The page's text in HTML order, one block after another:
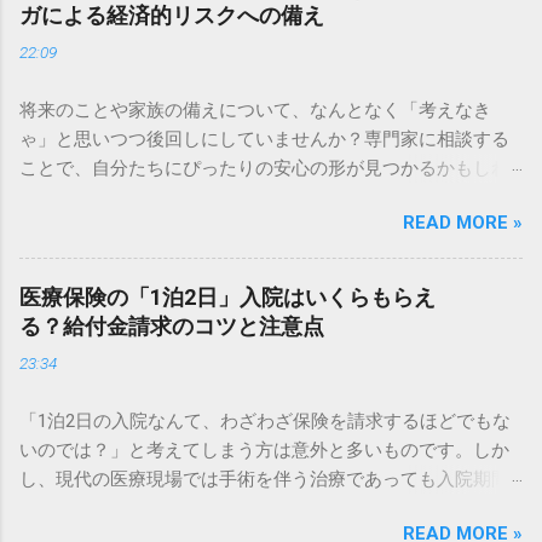
ガによる経済的リスクへの備え
22:09
将来のことや家族の備えについて、なんとなく「考えなき
ゃ」と思いつつ後回しにしていませんか？専門家に相談する
ことで、自分たちにぴったりの安心の形が見つかるかもしれ
将来の不安を解消！専門家による個別アドバイスはこちら
「もし病気で入院することになったら、貯金だけで足りるだ
ろうか……」 健康なときこそ、将来の医療費に対する不安は頭
をよぎるものです。日本は公的医療保険が充実している国で
すが、すべての費用がカバーされるわけではありません。 特
に近年、医療技術の進歩に伴い、入院期間の短縮や通院治療
古い保険に入ったままでは、いざというときに十分なサポー
トを受けられない可能性もあります。 この記事では、公的制
度の仕組みを正しく理解した上で、自分にぴったりの医療保
READ MORE »
医療保険の「1泊2日」入院はいくらもらえ
る？給付金請求のコツと注意点
23:34
「1泊2日の入院なんて、わざわざ保険を請求するほどでもな
いのでは？」と考えてしまう方は意外と多いものです。しか
し、現代の医療現場では手術を伴う治療であっても入院期間
となっています。 実は、1泊2日の入院でも、契約内容によっ
READ MORE »